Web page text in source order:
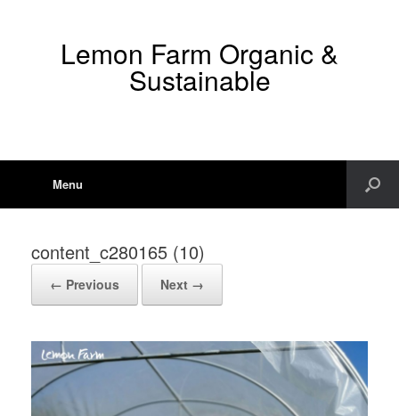
Lemon Farm Organic &
Sustainable
Menu
content_c280165 (10)
← Previous Next →